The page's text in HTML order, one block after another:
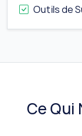
Outils de
Ce Qui